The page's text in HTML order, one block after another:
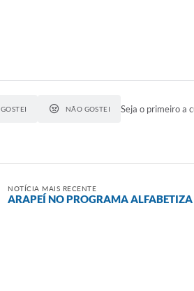
GOSTEI NÃO GOSTEI Seja o primeiro a
NOTÍCIA MAIS RECENTE
ARAPEÍ NO PROGRAMA ALFABETIZA